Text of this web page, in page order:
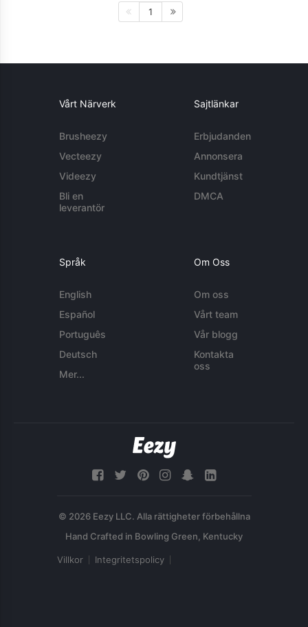
1
Vårt Närverk
Brusheezy
Vecteezy
Videezy
Bli en
leverantör
Sajtlänkar
Erbjudanden
Annonsera
Kundtjänst
DMCA
Språk
English
Español
Português
Deutsch
Mer...
Om Oss
Om oss
Vårt team
Vår blogg
Kontakta
oss
© 2026 Eezy LLC. Alla rättigheter förbehållna
Villkor Integritetspolicy